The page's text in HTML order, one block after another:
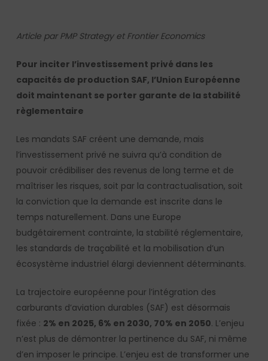
Article par PMP Strategy et Frontier Economics
Pour inciter l’investissement privé dans les
capacités de production SAF, l’Union Européenne
doit maintenant se porter garante de la stabilité
règlementaire
Les mandats SAF créent une demande, mais
l’investissement privé ne suivra qu’à condition de
pouvoir crédibiliser des revenus de long terme et de
maîtriser les risques, soit par la contractualisation, soit
la conviction que la demande est inscrite dans le
temps naturellement. Dans une Europe
budgétairement contrainte, la stabilité réglementaire,
les standards de traçabilité et la mobilisation d’un
écosystème industriel élargi deviennent déterminants.
La trajectoire européenne pour l’intégration des
carburants d’aviation durables (SAF) est désormais
fixée : 2% en 2025, 6% en 2030, 70% en 2050. L’enjeu
n’est plus de démontrer la pertinence du SAF, ni même
d’en imposer le principe. L’enjeu est de transformer une